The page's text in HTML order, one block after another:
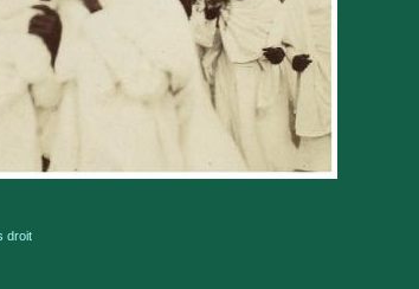
droit